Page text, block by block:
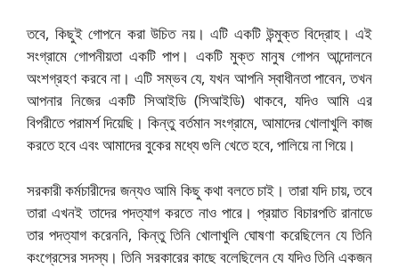
তবে, কিছুই গোপনে করা উচিত নয়। এটি একটি উন্মুক্ত বিদ্রোহ। এই
সংগ্রামে গোপনীয়তা একটি পাপ। একটি মুক্ত মানুষ গোপন আন্দোলনে
অংশগ্রহণ করবে না। এটি সম্ভব যে, যখন আপনি স্বাধীনতা পাবেন, তখন
আপনার নিজের একটি সিআইডি (সিআইডি) থাকবে, যদিও আমি এর
বিপরীতে পরামর্শ দিয়েছি। কিন্তু বর্তমান সংগ্রামে, আমাদের খোলাখুলি কাজ
করতে হবে এবং আমাদের বুকের মধ্যে গুলি খেতে হবে, পালিয়ে না গিয়ে।
সরকারী কর্মচারীদের জন্যও আমি কিছু কথা বলতে চাই। তারা যদি চায়, তবে
তারা এখনই তাদের পদত্যাগ করতে নাও পারে। প্রয়াত বিচারপতি রানাডে
তার পদত্যাগ করেননি, কিন্তু তিনি খোলাখুলি ঘোষণা করেছিলেন যে তিনি
কংগ্রেসের সদস্য। তিনি সরকারের কাছে বলেছিলেন যে যদিও তিনি একজন